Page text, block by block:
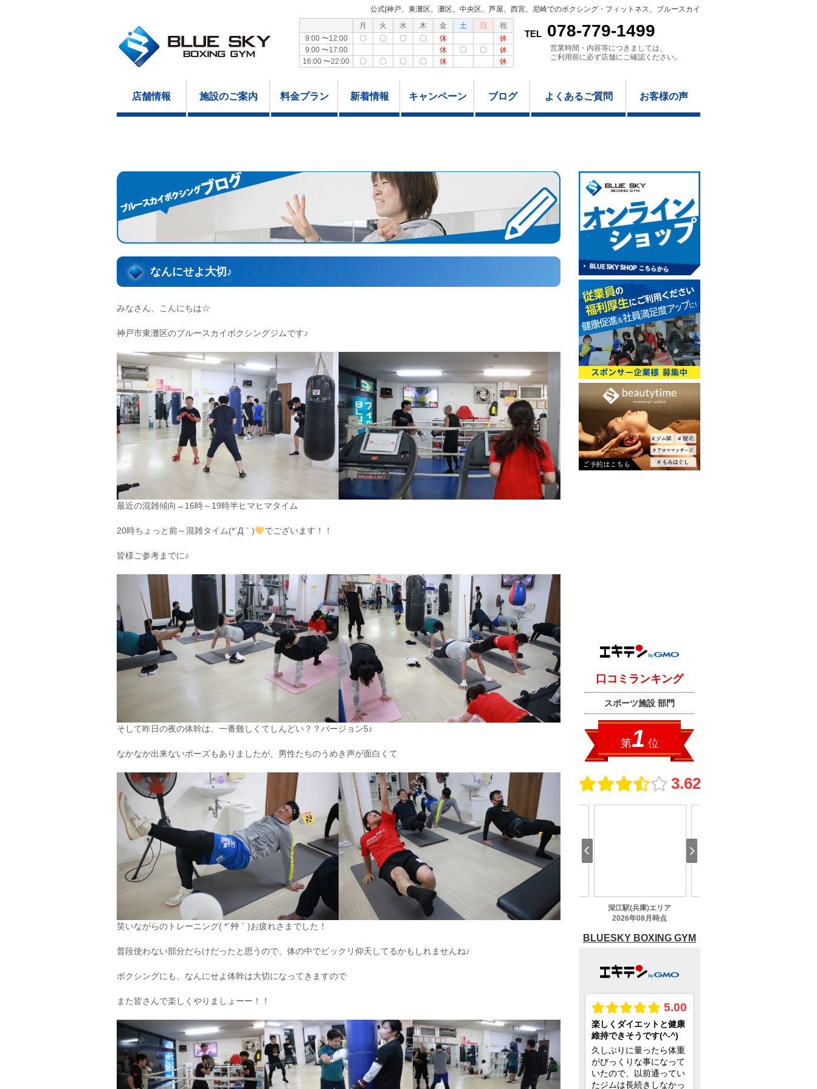
公式|神戸、東灘区、灘区、中央区、芦屋、西宮、尼崎でのボクシング・フィットネス、ブルースカイ
月
火 水 木 金 土 日
祝
9:00 〜12:00
〇 〇 〇 〇 休
休
9:00 〜17:00
休 〇 〇
休
16:00 〜22:00
〇 〇 〇 〇 休 休
TEL 078-779-1499
営業時間・内容等につきましては、
ご利用前に必ず店舗にご確認ください。
店舗情報 施設のご案内 料金プラン 新着情報 キャンペーン ブログ よくあるご質問 お客様の声
なんにせよ大切♪
みなさん、こんにちは☆
神戸市東灘区のブルースカイボクシングジムです♪
最近の混雑傾向→16時～19時半ヒマヒマタイム
20時ちょっと前～混雑タイム(*´Д｀) でございます！！
皆様ご参考までに♪
そして昨日の夜の体幹は、一番難しくてしんどい？？バージョン5♪
なかなか出来ないポーズもありましたが、男性たちのうめき声が面白くて
笑いながらのトレーニング( *´艸｀)お疲れさまでした！
普段使わない部分だらけだったと思うので、体の中でビックリ仰天してるかもしれませんね♪
ボクシングにも、なんにせよ体幹は大切になってきますので
また皆さんで楽しくやりましょーー！！